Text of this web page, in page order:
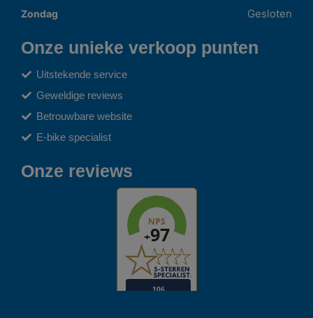
Zondag Gesloten
Onze unieke verkoop punten
Uitstekende service
Geweldige reviews
Betrouwbare website
E-bike specialist
Onze reviews